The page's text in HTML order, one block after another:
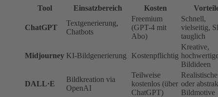
Tool Einsatzbereich Kosten
ChatGPT
Textgenerierung,
Chatbots
Freemium
(GPT-4 mit
Abo)
Schnell,
vielseitig,
tauglich
Midjourney KI-Bildgenerierung Kostenpflichtig
Kreative,
Bildideen
DALL·E
Bildkreation via
OpenAI
Teilweise
kostenlos (über
ChatGPT)
Realistische
oder
Bildmotive